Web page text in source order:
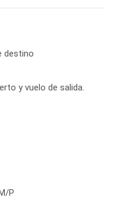
destino
y vuelo de salida.
P